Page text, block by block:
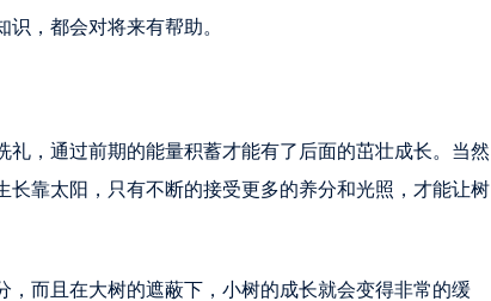
，都会对将来有帮助。
，通过前期的能量积蓄才能有了后面的茁壮成长。当然
靠太阳，只有不断的接受更多的养分和光照，才能让树
而且在大树的遮蔽下，小树的成长就会变得非常的缓